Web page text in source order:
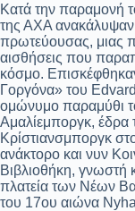
Κατά την παραμονή
της ΑΧΑ ανακάλυψαν
πρωτεύουσας, μιας
αισθήσεις που
κόσμο.
Γοργόνα» του
ομώνυμο παραμύθι
Αμαλίεμποργκ, έδρα
Κρίστιανσμποργκ
ανάκτορο και νυν
Βιβλιοθήκη, γνωστή
πλατεία των Νέων
του 17ου αιώνα